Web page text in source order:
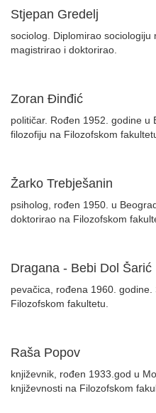
Stjepan Gredelj
sociolog. Diplomirao
magistrirao i doktorirao.
Zoran Đinđić
političar. Rođen 1952. godine u
filozofiju na Filozofskom
Žarko Trebješanin
psiholog, rođen 1950. u
doktorirao na Filozofskom
Dragana - Bebi Dol Šarić
pevačica, rođena 1960.
Filozofskom fakultetu.
Raša Popov
književnik, rođen 1933.god u
književnosti na Filozofskom